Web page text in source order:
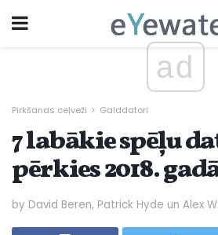
ad
Pirkšanas ceļveži Galddatori
7 labākie spēļu
pērkies 2018.
by David Beren, Patrick Hyde un Alex